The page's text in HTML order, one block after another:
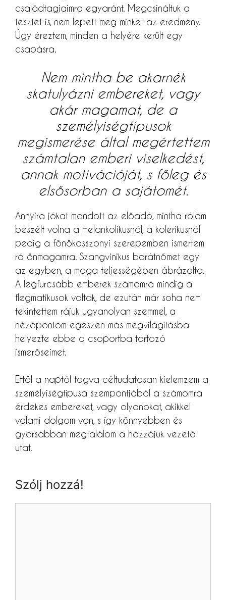
családtagjaimra egyaránt. Megcsináltuk a
tesztet is, nem lepett meg minket az eredmény.
Úgy éreztem, minden a helyére került egy
csapásra.
Nem mintha be akarnék
skatulyázni embereket, vagy
akár magamat, de a
személyiségtípusok
megismerése által megértettem
számtalan emberi viselkedést,
annak motivációját, s főleg és
elsősorban a sajátomét.
Annyira jókat mondott az előadó, mintha rólam
beszélt volna a melankolikusnál, a kolerikusnál
pedig a főnökasszonyi szerepemben ismertem
rá önmagamra. Szangvinikus barátnőmet egy
az egyben, a maga teljességében ábrázolta.
A legfurcsább emberek számomra mindig a
flegmatikusok voltak, de ezután már soha nem
tekintettem rájuk ugyanolyan szemmel, a
nézőpontom egészen más megvilágításba
helyezte ebbe a csoportba tartozó
ismerőseimet.
Ettől a naptól fogva céltudatosan kielemzem a
személyiségtípusa szempontjából a számomra
érdekes embereket, vagy olyanokat, akikkel
valami dolgom van, s így könnyebben és
gyorsabban megtalálom a hozzájuk vezető
utat.
Szólj hozzá!